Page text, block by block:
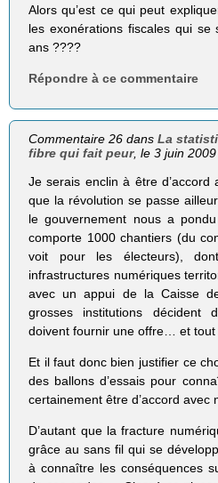
Alors qu’est ce qui peut
les exonérations fiscales qui se
ans ????
Répondre à ce commentaire
Commentaire 26 dansLa
fibre qui fait peur, le 3 juin 2009
Je serais enclin à être d’accord
que la révolution se passe
le gouvernement nous a
comporte 1000 chantiers (du
voit pour les électeurs),
infrastructures numériques
avec un appui de la Caisse
grosses institutions décident
doivent fournir une offre… et tout
Et il faut donc bien justifier ce
des ballons d’essais pour
certainement être d’accord avec
D’autant que la fracture
grâce au sans fil qui se
à connaître les conséquences